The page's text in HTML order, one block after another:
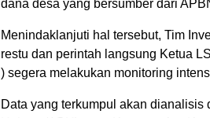
dana desa yang bersumber dari
Menindaklanjuti hal tersebut, Tim
restu dan perintah langsung Ketua
) segera melakukan monitoring
Data yang terkumpul akan